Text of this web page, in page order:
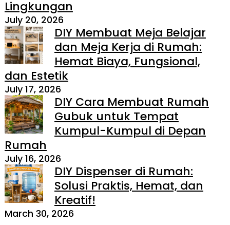
Lingkungan
July 20, 2026
DIY Membuat Meja Belajar
dan Meja Kerja di Rumah:
Hemat Biaya, Fungsional,
dan Estetik
July 17, 2026
DIY Cara Membuat Rumah
Gubuk untuk Tempat
Kumpul-Kumpul di Depan
Rumah
July 16, 2026
DIY Dispenser di Rumah:
Solusi Praktis, Hemat, dan
Kreatif!
March 30, 2026